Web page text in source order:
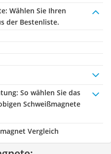
Wählen Sie Ihren
der Bestenliste.
: So wählen Sie das
Schweißmagnete
Vergleich